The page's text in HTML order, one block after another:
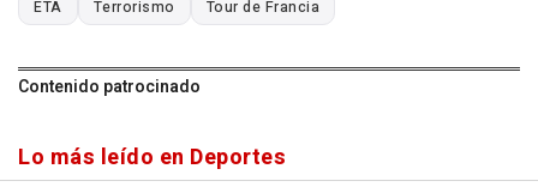
ETA Terrorismo Tour de Francia
Contenido patrocinado
Lo más leído en Deportes